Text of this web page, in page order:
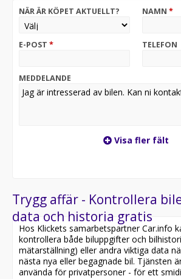
Välkommen att kontakta oss för mer
NÄR ÄR KÖPET AKTUELLT? NAMN *
E-POST * TELEFON
MEDDELANDE
Visa fler fält
Trygg affär - Kontrollera
data och historia gratis
Hos Klickets samarbetspartner Car.info
kontrollera både biluppgifter och
mätarställning) eller andra viktiga data
nästa nya eller begagnade bil. Tjänsten
använda för privatpersoner - för ett